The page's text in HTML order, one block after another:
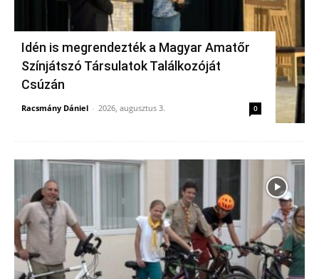
Idén is megrendezték a Magyar Amatőr
Színjátszó Társulatok Találkozóját
Csúzán
Racsmány Dániel - 2026, augusztus 3. 0